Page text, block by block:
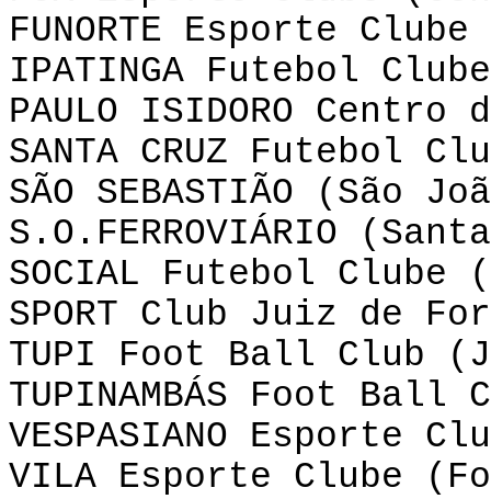
FUNORTE Esporte
IPATINGA Futebol
PAULO ISIDORO Centro
SANTA CRUZ Futebol
SÃO SEBASTIÃO (São
S.O. FERROVIÁRIO
SOCIAL Futebol Clube
SPORT Club Juiz de
TUPI Foot Ball Club
TUPINAMBÁS Foot Ball
VESPASIANO Esporte
VILA Esporte Clube